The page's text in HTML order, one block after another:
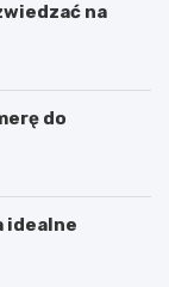
na
do
idealne